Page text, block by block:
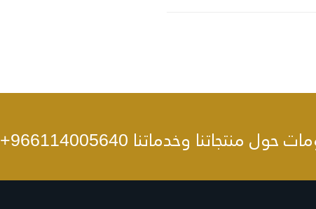
حول منتجاتنا وخدماتنا +966114005640